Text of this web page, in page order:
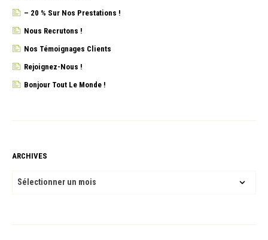
– 20 % Sur Nos Prestations !
Nous Recrutons !
Nos Témoignages Clients
Rejoignez-Nous !
Bonjour Tout Le Monde !
ARCHIVES
ARCHIVES